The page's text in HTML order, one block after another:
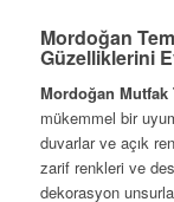
Mordoğan
Güzelliklerini
Mordoğan Mutfak
mükemmel bir
duvarlar ve açık
zarif renkleri ve
dekorasyon